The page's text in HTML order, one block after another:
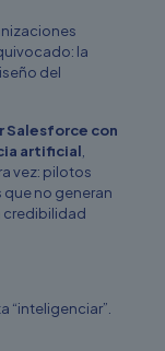
la
del
Salesforce con
artificial
vez: pilotos
no generan
credibilidad
“inteligenciar”.